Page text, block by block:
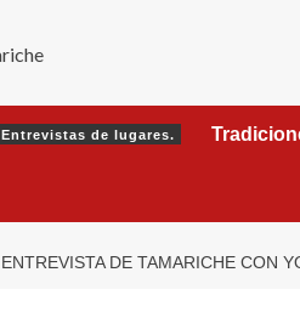
Entrevistas de lugares.
ENTREVISTA DE TAMARICHE CON